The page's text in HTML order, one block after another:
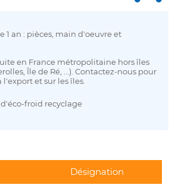
1 an : pièces, main d'oeuvre et
en France métropolitaine hors îles
Île de Ré, ...). Contactez-nous pour
l'export et sur les îles.
froid recyclage
Désignation